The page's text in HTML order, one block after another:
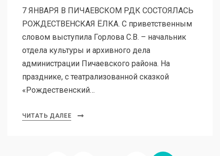
7 ЯНВАРЯ В ПИЧАЕВСКОМ РДК СОСТОЯЛАСЬ
РОЖДЕСТВЕНСКАЯ ЁЛКА. С приветственным
словом выступила Горлова С.В. – начальник
отдела культуры и архивного дела
администрации Пичаевского района. На
празднике, с театрализованной сказкой
«Рождественский…
ЧИТАТЬ ДАЛЕЕ